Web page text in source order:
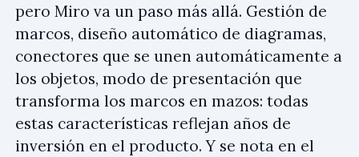
pero Miro va un paso más allá. Gestión de
marcos, diseño automático de diagramas,
conectores que se unen automáticamente a
los objetos, modo de presentación que
transforma los marcos en mazos: todas
estas características reflejan años de
inversión en el producto. Y se nota en el